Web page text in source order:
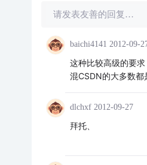
请发表友善的回复…
baichi4141 2012-09-
这种比较高级的要
混CSDN的大多数都
dlchxf 2012-09-27
拜托、